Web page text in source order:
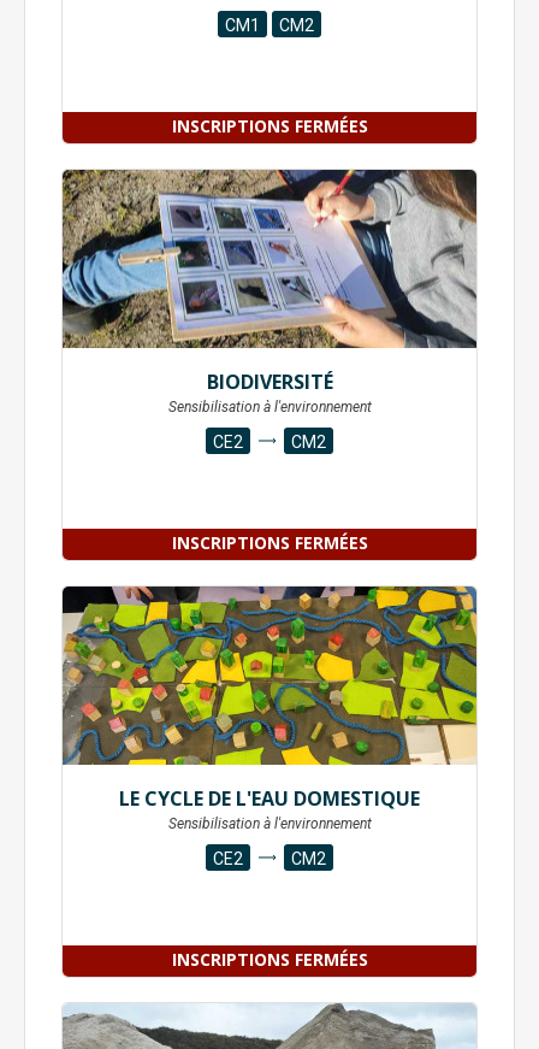
INSCRIPTIONS FERMÉES
CM1 CM2
INSCRIPTIONS FERMÉES
BIODIVERSITÉ
Sensibilisation à l'environnement
CE2 CM2
INSCRIPTIONS FERMÉES
LE CYCLE DE L'EAU DOMESTIQUE
Sensibilisation à l'environnement
CE2 CM2